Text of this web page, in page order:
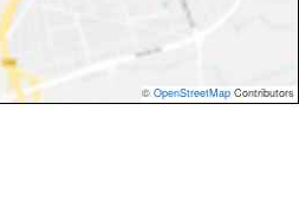
© OpenStreetMap Contributors